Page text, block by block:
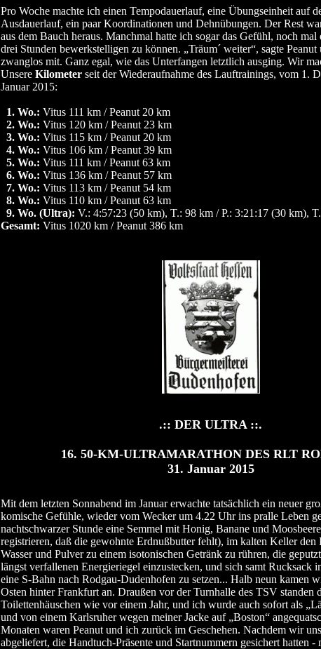
Pro Woche machte ich einen Tempodauerlauf, eine Übungseinheit auf
Ausdauerlauf, ein paar Koordinationen und Dehnübungen. Der Rest
aus dem Bauch heraus. Manchmal hatte ich sogar das Gefühl, noch
drei Stunden bewerkstelligen zu können. „Träum´ weiter“, sagte
zwanglos mit. Ganz egal, wie das Unterfangen letztlich ausging. Wir
Unsere Kilometerseit der Wiederaufnahme des Lauftrainings, vom 1.
Januar 2015:
1. Wo.: Vitus 111 km / Peanut 20 km
2. Wo.: Vitus 120 km / Peanut 23 km
3. Wo.: Vitus 115 km / Peanut 20 km
4. Wo.: Vitus 106 km / Peanut 39 km
5. Wo.: Vitus 111 km / Peanut 63 km
6. Wo.: Vitus 136 km / Peanut 57 km
7. Wo.: Vitus 113 km / Peanut 54 km
8. Wo.: Vitus 110 km / Peanut 63 km
9. Wo. (Ultra): V.: 4:57:23 (50 km), T.: 98 km / P.: 3:21:17 (30 km),
Gesamt: Vitus 1020 km / Peanut 386 km
.:: DER ULTRA ::.
16. 50-KM-ULTRAMARATHON DES RLT
31. Januar 2015
Mit dem letzten Sonnabend im Januar erwachte tatsächlich ein neuer
komische Gefühle, wieder vom Wecker um 4.22 Uhr ins pralle Leben
nachtschwarzer Stunde eine Semmel mit Honig, Banane und
registrieren, daß die gewohnte Erdnußbutter fehlt), im kalten Keller den
Wasser und Pulver zu einem isotonischen Getränk zu rühren, die
längst verfallenen Energieriegel einzustecken, und sich samt Rucksack
eine S-Bahn nach Rodgau-Dudenhofen zu setzen... Halb neun kamen
Osten hinter Frankfurt an. Draußen vor der Turnhalle des TSV standen
Toilettenhäuschen wie vor einem Jahr, und ich wurde auch sofort als
und von einem Karlsruher wegen meiner Jacke auf „Boston“
Monaten waren Peanut und ich zurück im Geschehen. Nachdem wir
abgeliefert, die Handtuch-Präsente und Startnummern gesichert hatten